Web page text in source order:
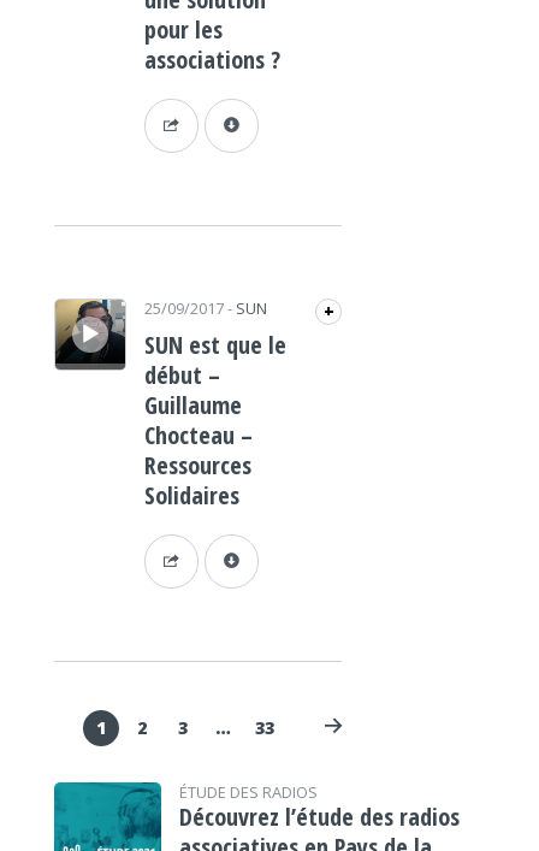
pour les
associations ?
Lecteur audio 25/09/2017- SUN +
SUN est que le
début –
Guillaume
Chocteau –
Ressources
Solidaires
1 2 3 … 33
ÉTUDE DES RADIOS
Découvrez l’étude des radios